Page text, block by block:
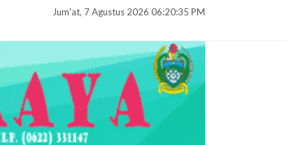
Jum'at, 7 Agustus 2026 06:20:36 PM